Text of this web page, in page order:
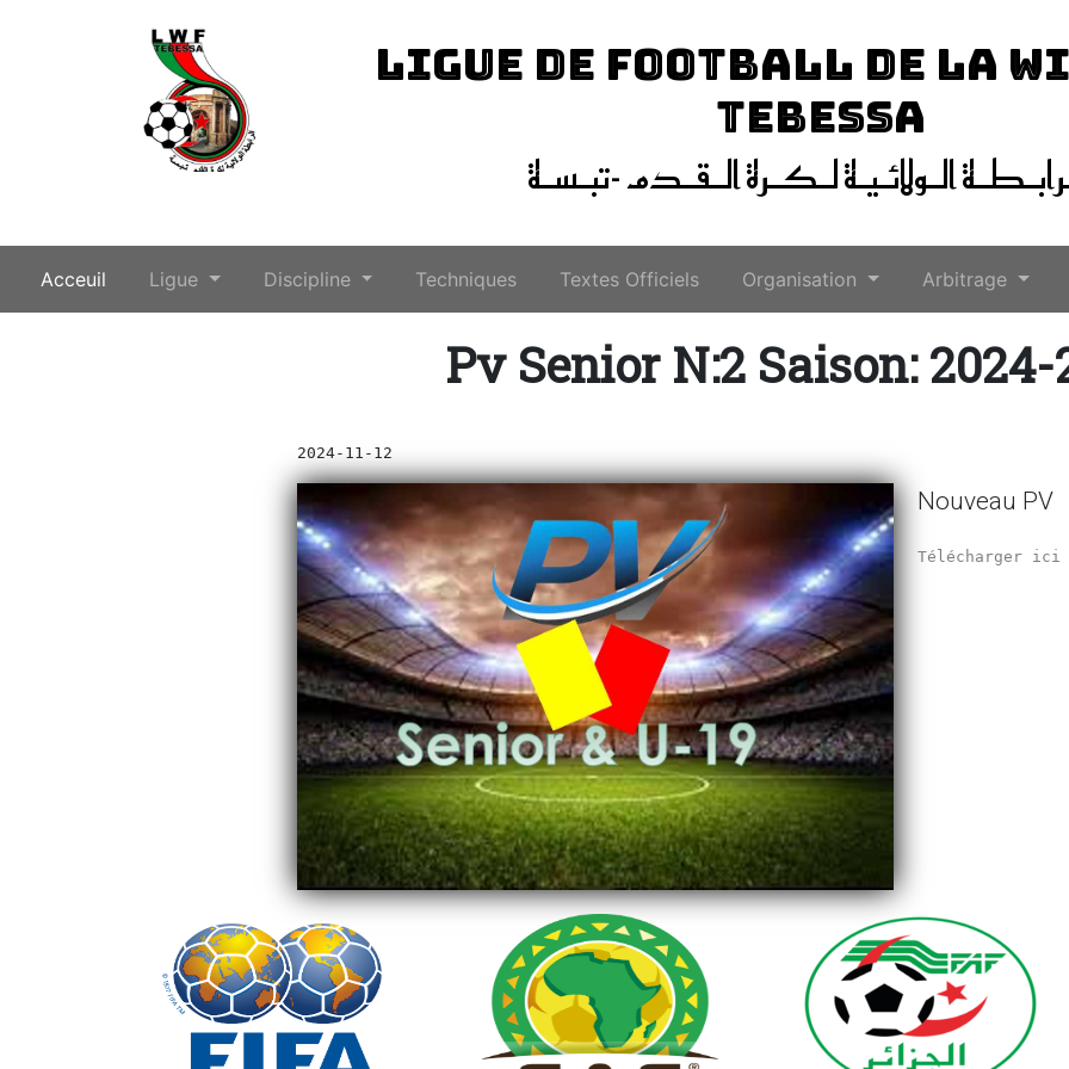
LIGUE DE FOOTBALL DE LA
TEBESSA
الـولائـيـة لـكـرة الـقـدم -تبـسـة
Acceuil (current)
Ligue Discipline Techniques Textes Officiels Organisation Arbitrage
Pv Senior N:2 Saison: 2024-
2024-11-12
Nouveau PV
Télécharger ici